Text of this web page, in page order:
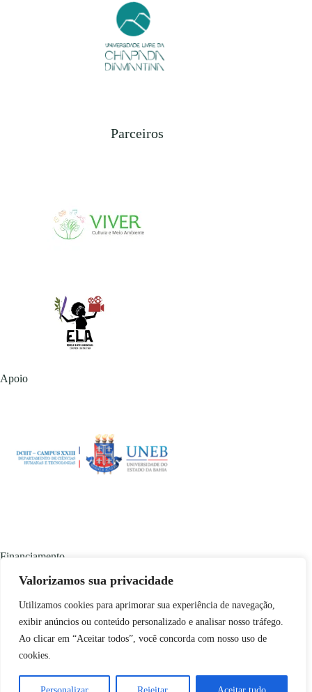
Valorizamos sua privacidade
Utilizamos cookies para aprimorar sua experiência de navegação,
exibir anúncios ou conteúdo personalizado e analisar nosso tráfego.
Ao clicar em “Aceitar todos”, você concorda com nosso uso de
cookies.
Parceiros
Apoio
Financiamento
Conteúdo disponível emcopyleft🄯 através da licença
Creative Commons BY-NC-SA. Desenvolvido pela